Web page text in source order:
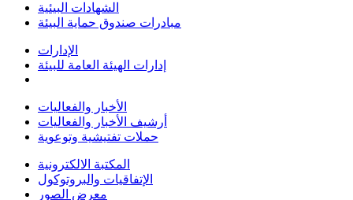
الشهادات البيئية
مبادرات صندوق حماية البيئة
الإدارات
إدارات الهيئة العامة للبيئة
الأخبار والفعاليات
أرشيف الأخبار والفعاليات
حملات تفتيشية وتوعوية
المكتبة الالكترونية
الإتفاقيات والبروتوكول
معرض الصور